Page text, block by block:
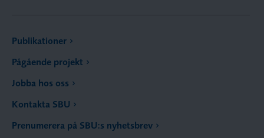
Publikationer
Pågående projekt
Jobba hos oss
Kontakta SBU
Prenumerera på SBU:s nyhetsbrev